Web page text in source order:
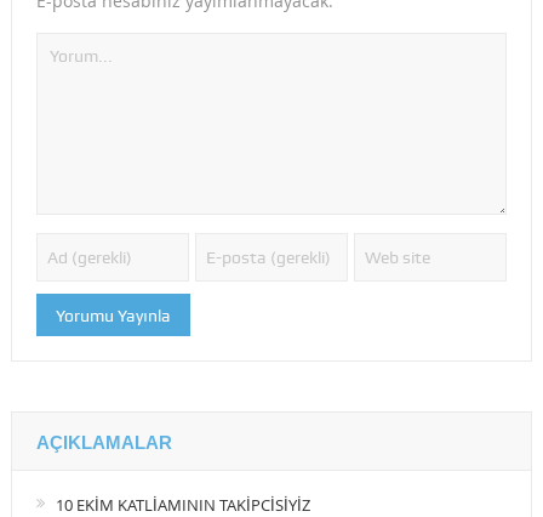
AÇIKLAMALAR
10 EKİM KATLİAMININ TAKİPCİSİYİZ